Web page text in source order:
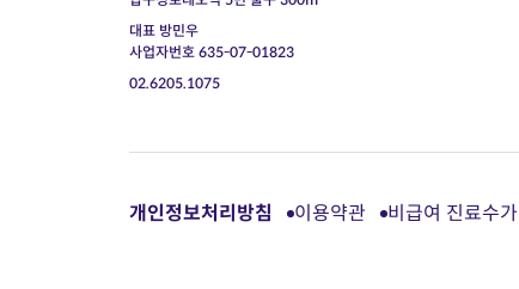
대표 방민우
사업자번호 635-07-01823
02.6205.1075
개인정보처리방침 이용약관 비급여 진료수가